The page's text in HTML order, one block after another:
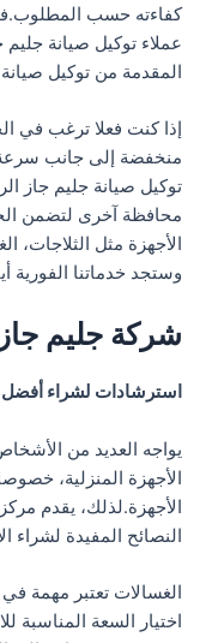
كفاءته حسب
عملاء توكيل صيانة
المقدمة من توكيل
إذا كنت فعلا ترغب في
منخفضة إلى جانب سرعة
توكيل صيانة جليم جاز
محافظة آخرى لتضمن
الأجهزة مثل
وستجد خدماتنا
شركة جليم
استرشادات لشراء أفضل
يواجه العديد من
الأجهزة المنزلية،
الأجهزة.لذلك، يقدم
النصائح المفيدة لشراء
الغسالات تعتبر مهمة
اختيار السعة المناسبة